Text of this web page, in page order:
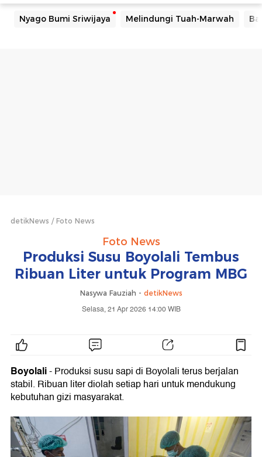
Nyago Bumi Sriwijaya Melindungi Tuah-Marwah
detikNews Foto News
Foto News
Produksi Susu Boyolali Tembus
Ribuan Liter untuk Program MBG
Nasywa Fauziah - detikNews
Selasa, 21 Apr 2026 14:00 WIB
Boyolali- Produksi susu sapi di Boyolali terus berjalan
stabil. Ribuan liter diolah setiap hari untuk mendukung
kebutuhan gizi masyarakat.